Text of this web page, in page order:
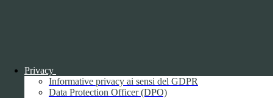
Privacy
Informative privacy ai sensi del GDPR
Data Protection Officer (DPO)